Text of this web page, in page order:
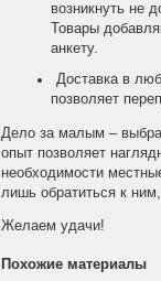
возникнуть не
Товары
анкету.
Доставка в
позволяет
Дело за малым –
опыт позволяет
необходимости
лишь обратиться к
Желаем удачи!
Похожие материалы